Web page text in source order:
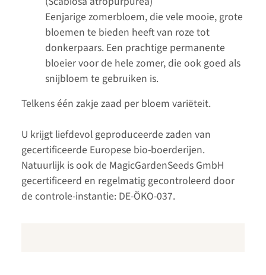
Eenjarige zomerbloem, die vele mooie, grote
bloemen te bieden heeft van roze tot
donkerpaars. Een prachtige permanente
bloeier voor de hele zomer, die ook goed als
snijbloem te gebruiken is.
Telkens één zakje zaad per bloem variëteit.
U krijgt liefdevol geproduceerde zaden van
gecertificeerde Europese bio-boerderijen.
Natuurlijk is ook de MagicGardenSeeds GmbH
gecertificeerd en regelmatig gecontroleerd door
de controle-instantie: DE-ÖKO-037.